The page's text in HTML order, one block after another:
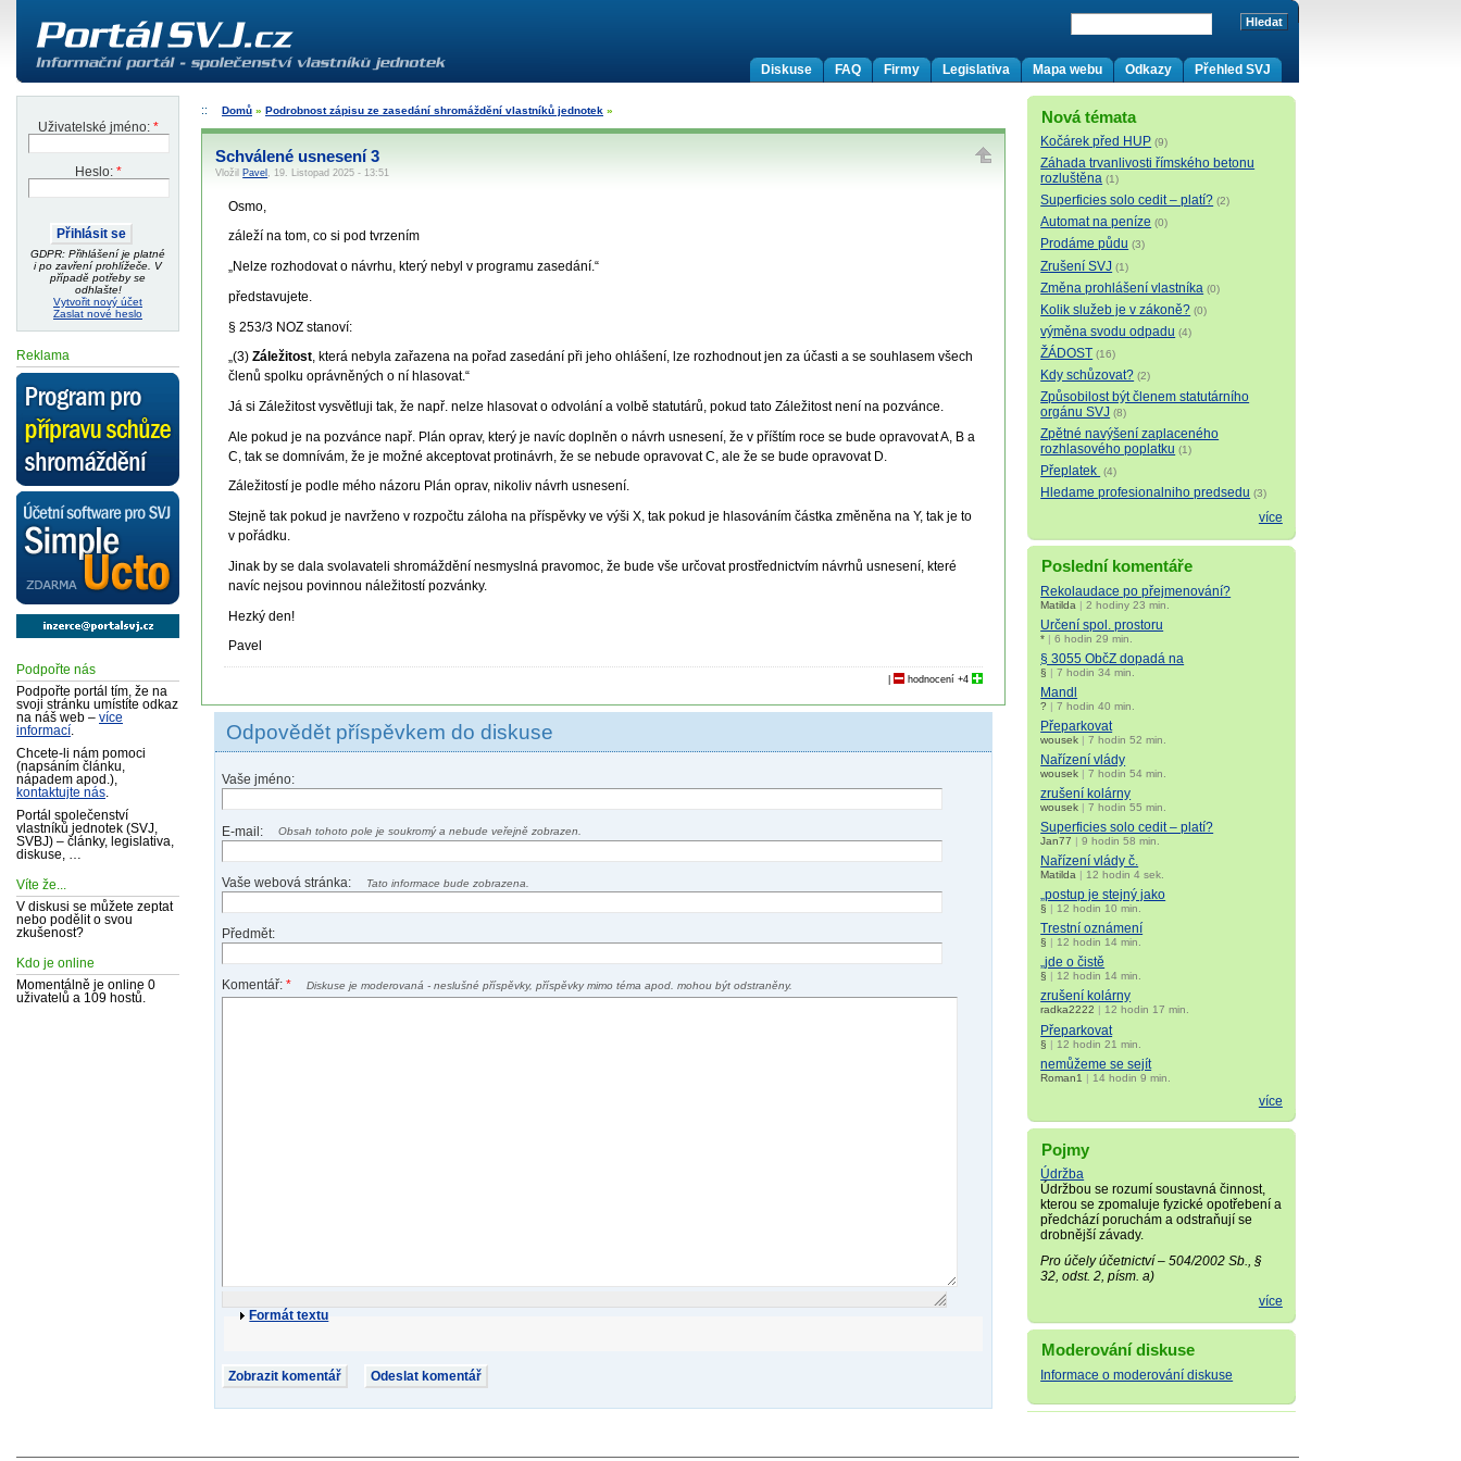
Přehled SVJ
Odkazy
Mapa webu
Legislativa
Firmy
FAQ
Diskuse
Uživatelské jméno: *
Heslo: *
GDPR: Přihlášení je platné
i po zavření prohlížeče. V
případě potřeby se
odhlašte!
Vytvořit nový účet
Zaslat nové heslo
Reklama
Podpořte nás
Podpořte portál tím, že na
svoji stránku umístíte odkaz
na náš web – více
informací
Chcete-li nám pomoci
(napsáním článku,
nápadem apod.),
kontaktujte nás
Portál společenství
vlastníků jednotek (SVJ,
SVBJ) – články, legislativa,
diskuse, …
Víte že...
V diskusi se můžete zeptat
nebo podělit o svou
zkušenost?
Kdo je online
Momentálně je online 0
uživatelů a 109 hostů.
Nová témata
Kočárek před HUP (9)
Záhada trvanlivosti římského betonu
rozluštěna (1)
Superficies solo cedit – platí? (2)
Automat na peníze (0)
Prodáme půdu (3)
Zrušení SVJ (1)
Změna prohlášení vlastníka (0)
Kolik služeb je v zákoně? (0)
výměna svodu odpadu (4)
ŽÁDOST (16)
Kdy schůzovat? (2)
Způsobilost být členem statutárního
orgánu SVJ (8)
Zpětné navýšení zaplaceného
rozhlasového poplatku (1)
Přeplatek (4)
Hledame profesionalniho predsedu (3)
více
Poslední komentáře
Rekolaudace po přejmenování?
Matilda |2 hodiny 23 min.
Určení spol. prostoru
* |6 hodin 29 min.
§ 3055 ObčZ dopadá na
§ |7 hodin 34 min.
Mandl
? |7 hodin 40 min.
Přeparkovat
wousek |7 hodin 52 min.
Nařízení vlády
wousek |7 hodin 54 min.
zrušení kolárny
wousek |7 hodin 55 min.
Superficies solo cedit – platí?
Jan77 |9 hodin 58 min.
Nařízení vlády č.
Matilda | 12 hodin 4 sek.
„postup je stejný jako
§ | 12 hodin 10 min.
Trestní oznámení
§ | 12 hodin 14 min.
„jde o čistě
§ 12 hodin 14 min.
zrušení kolárny
radka2222 12 hodin 17 min.
Přeparkovat
§ | 12 hodin 21 min.
nemůžeme se sejít
Roman1 | 14 hodin 9 min.
více
Pojmy
Údržba
Údržbou se rozumí soustavná činnost,
kterou se zpomaluje fyzické opotřebení a
předchází poruchám a odstraňují se
drobnější závady.
Pro účely účetnictví – 504/2002 Sb., §
32, odst. 2, písm. a)
více
Moderování diskuse
Informace o moderování diskuse
Domů » Podrobnost zápisu ze zasedání shromáždění vlastníků jednotek »
Schválené usnesení 3
Vložil Pavel , 19. Listopad 2025 - 13:51
Osmo,
záleží na tom, co si pod tvrzením
„Nelze rozhodovat o návrhu, který nebyl v programu zasedání.“
představujete.
§ 253/3 NOZ stanoví:
„(3)Záležitost, která nebyla zařazena na pořad zasedání při jeho ohlášení, lze rozhodnout jen za účasti a se souhlasem všech
členů spolku oprávněných o ní hlasovat.“
Já si Záležitost vysvětluji tak, že např. nelze hlasovat o odvolání a volbě statutárů, pokud tato Záležitost není na pozvánce.
Ale pokud je na pozvánce např. Plán oprav, který je navíc doplněn o návrh usnesení, že v příštím roce se bude opravovat A, B a
C, tak se domnívám, že je možné akceptovat protinávrh, že se nebude opravovat C, ale že se bude opravovat D.
Záležitostí je podle mého názoru Plán oprav, nikoliv návrh usnesení.
Stejně tak pokud je navrženo v rozpočtu záloha na příspěvky ve výši X, tak pokud je hlasováním částka změněna na Y, tak je to
v pořádku.
Jinak by se dala svolavateli shromáždění nesmyslná pravomoc, že bude vše určovat prostřednictvím návrhů usnesení, které
navíc nejsou povinnou náležitostí pozvánky.
Hezký den!
Pavel
hodnocení +4
Odpovědět příspěvkem do diskuse
Vaše jméno:
E-mail: Obsah tohoto pole je soukromý a nebude veřejně zobrazen.
Vaše webová stránka: Tato informace bude zobrazena.
Předmět:
Komentář:* Diskuse je moderovaná - neslušné příspěvky, příspěvky mimo téma apod. mohou být odstraněny.
Formát textu